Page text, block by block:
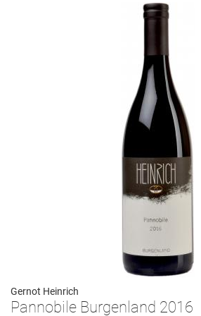
Gernot Heinrich
Pannobile Burgenland 2016